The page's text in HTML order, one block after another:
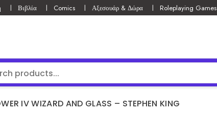
Βιβλία Comics Αξεσουάρ & Δώρα Roleplaying Games
IV WIZARD AND GLASS – STEPHEN KING